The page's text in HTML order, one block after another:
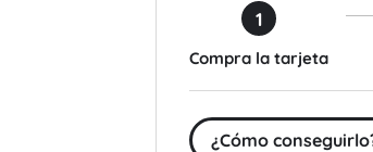
1
Compra la tarjeta
¿Cómo